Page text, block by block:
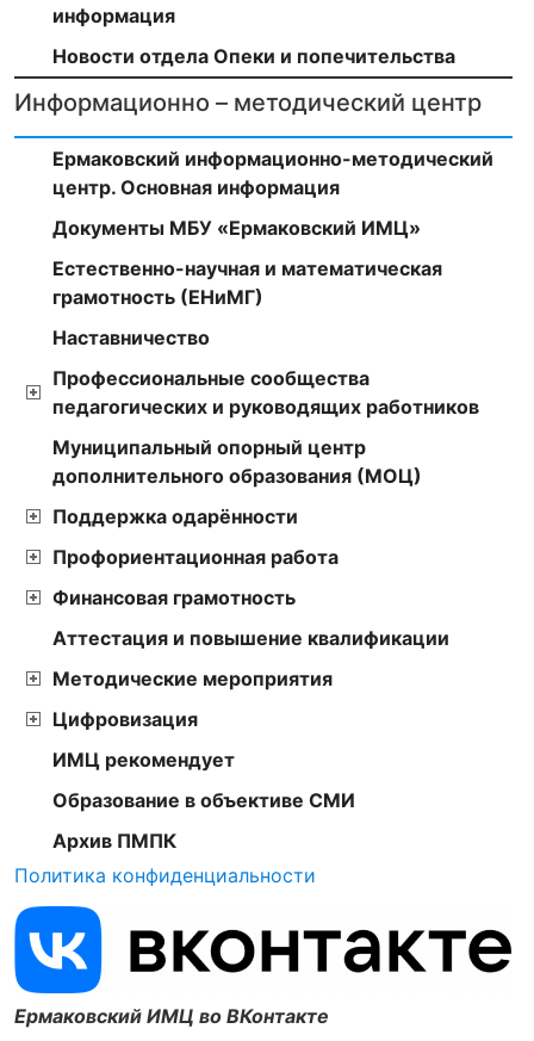
информация
Новости отдела Опеки и попечительства
Информационно – методический центр
Ермаковский информационно-методический
центр. Основная информация
Документы МБУ «Ермаковский ИМЦ»
Естественно-научная и математическая
грамотность (ЕНиМГ)
Наставничество
Профессиональные сообщества
педагогических и руководящих работников
Муниципальный опорный центр
дополнительного образования (МОЦ)
Поддержка одарённости
Профориентационная работа
Финансовая грамотность
Аттестация и повышение квалификации
Методические мероприятия
Цифровизация
ИМЦ рекомендует
Образование в объективе СМИ
Архив ПМПК
Политика конфиденциальности
Ермаковский ИМЦ во ВКонтакте